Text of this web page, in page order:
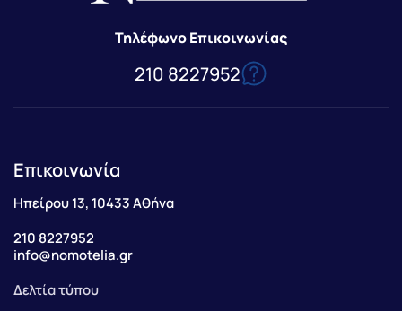
Τηλέφωνο Επικοινωνίας
210 8227952
Επικοινωνία
Ηπείρου 13, 10433 Αθήνα
210 8227952
info@nomotelia.gr
Δελτία τύπου